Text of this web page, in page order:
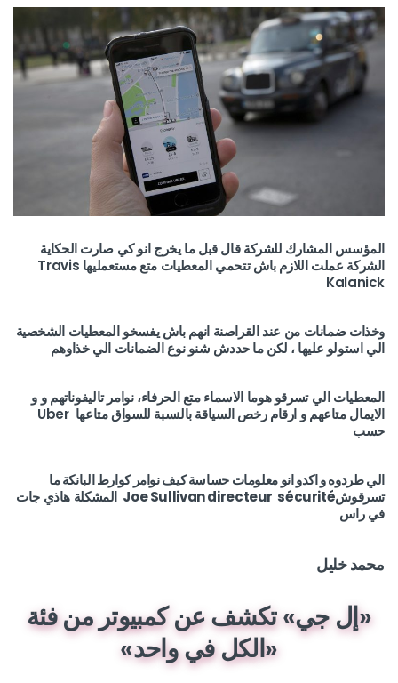
المؤسس المشارك للشركة قال قبل ما يخرج انو كي صارت الحكاية
الشركة عملت اللازم باش تتحمي المعطيات متع مستعمليها Travis
Kalanick
وخذات ضمانات من عند القراصنة انهم باش يفسخو المعطيات الشخصية
الي استولو عليها ، لكن ما حددش شنو نوع الضمانات الي خذاوهم
المعطيات الي تسرقو هوما الاسماء متع الحرفاء، نوامر تاليفوناتهم و و
الايمال متاعهم و ارقام رخص السياقة بالنسبة للسواق متاعها Uber
حسب
الي طردوه و اكدو انو معلومات حساسة كيف نوامر كوارط البانكة ما
تسرقوشJoe Sullivan directeur sécurité
المشكلة هاذي جات
في راس
محمد خليل
«إل جي» تكشف عن كمبيوتر من فئة
«الكل في واحد»‎‎